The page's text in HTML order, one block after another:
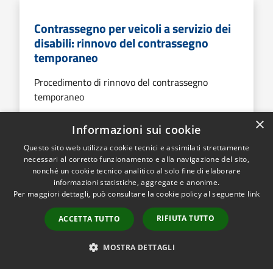
Contrassegno per veicoli a servizio dei
disabili: rinnovo del contrassegno
temporaneo
Procedimento di rinnovo del contrassegno
temporaneo
VAI ALLA PAGINA
Contrassegno rosa per donne gravide o
con figli fino a due anni: rinnovo del
contrassegno
×
Informazioni sui cookie
Questo sito web utilizza cookie tecnici e assimilati strettamente
necessari al corretto funzionamento e alla navigazione del sito,
nonché un cookie tecnico analitico al solo fine di elaborare
informazioni statistiche, aggregate e anonime.
Per maggiori dettagli, può consultare la cookie policy al seguente link
ACCETTA TUTTO RIFIUTA TUTTO
MOSTRA DETTAGLI